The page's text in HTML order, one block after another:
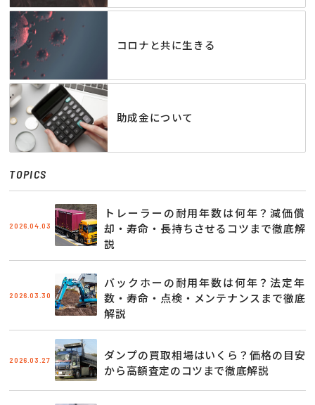
コロナと共に生きる
助成金について
TOPICS
2026.04.03
トレーラーの耐用年数は何年？減価償
却・寿命・長持ちさせるコツまで徹底解
説
2026.03.30
バックホーの耐用年数は何年？法定年
数・寿命・点検・メンテナンスまで徹底
解説
2026.03.27
ダンプの買取相場はいくら？価格の目安
から高額査定のコツまで徹底解説